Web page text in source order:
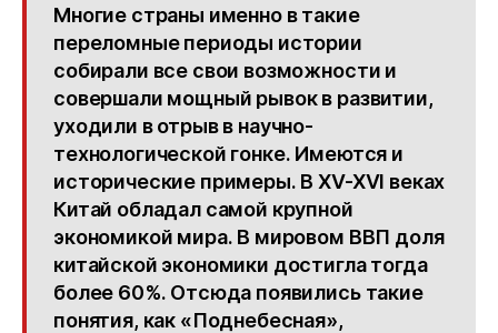
Многие страны именно в такие
переломные периоды истории
собирали все свои возможности и
совершали мощный рывок в развитии,
уходили в отрыв в научно-
технологической гонке. Имеются и
исторические примеры. В XV-XVI веках
Китай обладал самой крупной
экономикой мира. В мировом ВВП доля
китайской экономики достигла тогда
более 60%. Отсюда появились такие
понятия, как «Поднебесная»,